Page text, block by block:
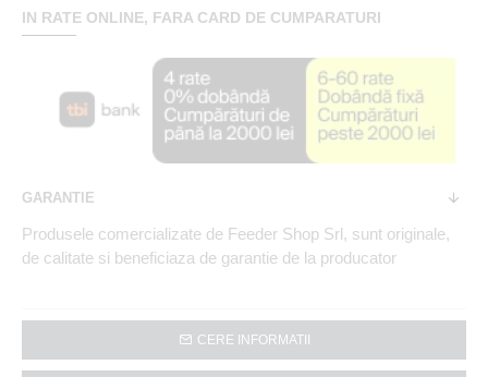
CERE INFORMATII
IN RATE ONLINE, FARA CARD DE CUMPARATURI
GARANTIE
Produsele comercializate de Feeder Shop Srl, sunt originale,
de calitate si beneficiaza de garantie de la producator